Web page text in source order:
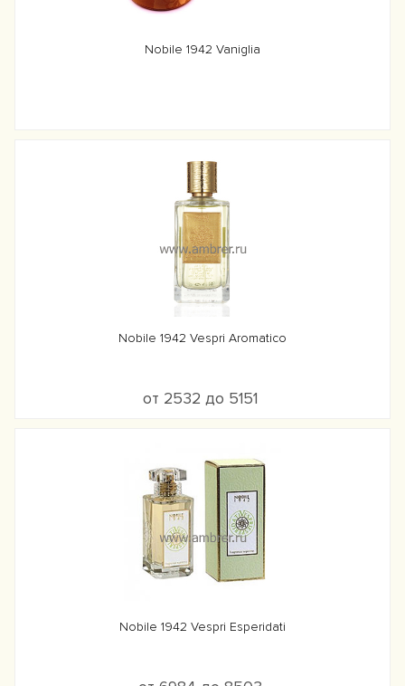
Nobile 1942 Vaniglia
Nobile 1942 Vespri Aromatico
от 2532 до 5151
Nobile 1942 Vespri Esperidati